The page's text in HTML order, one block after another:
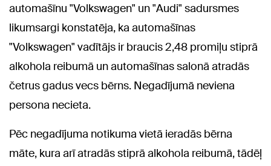
automašīnu "Volkswagen" un "Audi" sadursmes
likumsargi konstatēja, ka automašīnas
"Volkswagen" vadītājs ir braucis 2,48 promiļu stiprā
alkohola reibumā un automašīnas salonā atradās
četrus gadus vecs bērns. Negadījumā neviena
persona necieta.
Pēc negadījuma notikuma vietā ieradās bērna
māte, kura arī atradās stiprā alkohola reibumā, tādēļ